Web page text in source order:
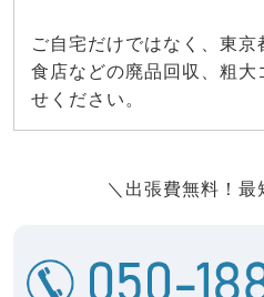
ご自宅だけではなく、東
食店などの廃品回収、粗
せください。
＼出張費無料！最